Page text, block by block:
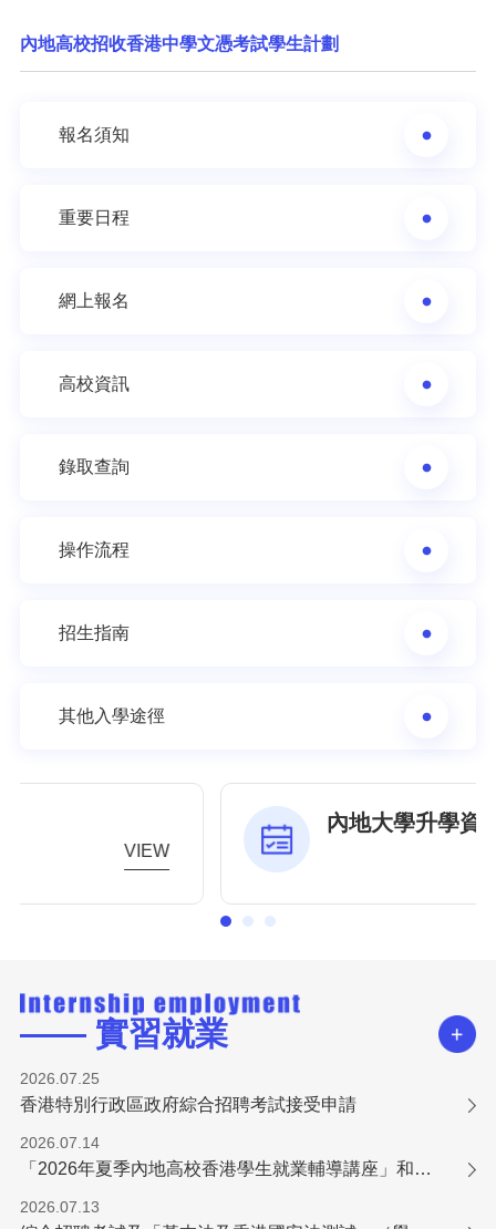
內地高校招收香港中學文憑考試學生計劃
報名須知
重要日程
網上報名
高校資訊
錄取查詢
操作流程
招生指南
其他入學途徑
內地大學升學資助計劃
—— 實習就業
2026.07.25
香港特別行政區政府綜合招聘考試接受申請
2026.07.14
「2026年夏季內地高校香港學生就業輔導講座」和「培訓工作坊」報名火熱進行中！
2026.07.13